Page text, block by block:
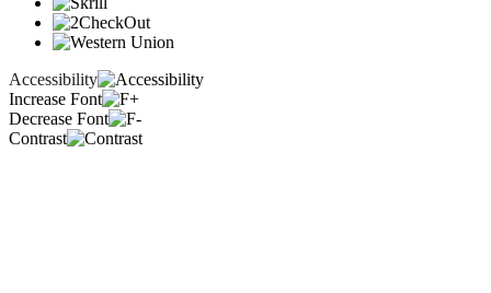
Accessibility
Increase Font
Decrease Font
Contrast